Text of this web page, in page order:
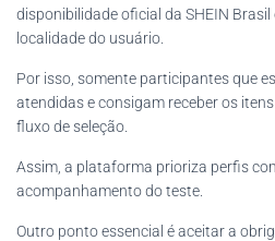
disponibilidade oficial da SHEIN
localidade do usuário.
Por isso, somente participantes que
atendidas e consigam receber os
fluxo de seleção.
Assim, a plataforma prioriza perfis
acompanhamento do teste.
Outro ponto essencial é aceitar a